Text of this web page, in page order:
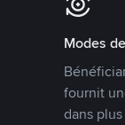
Modes
fournit
dans